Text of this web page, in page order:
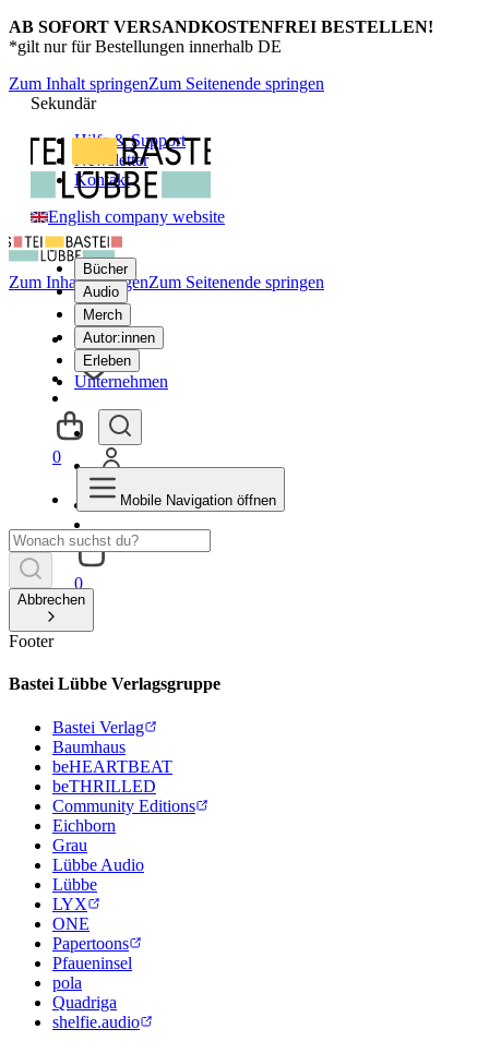
AB SOFORT VERSANDKOSTENFREI BESTELLEN!
*gilt nur für Bestellungen innerhalb DE
Zum Inhalt springenZum Seitenende springen
Sekundär
Hilfe & Support
Newsletter
Kontakt
English company website
Bücher
Audio
Merch
Autor:innen
Erleben
Unternehmen
0
Zum Inhalt springenZum Seitenende springen
0
Mobile Navigation öffnen
Abbrechen
Footer
Bastei Lübbe Verlagsgruppe
Bastei Verlag
Baumhaus
beHEARTBEAT
beTHRILLED
Community Editions
Eichborn
Grau
Lübbe Audio
Lübbe
LYX
ONE
Papertoons
Pfaueninsel
pola
Quadriga
shelfie.audio